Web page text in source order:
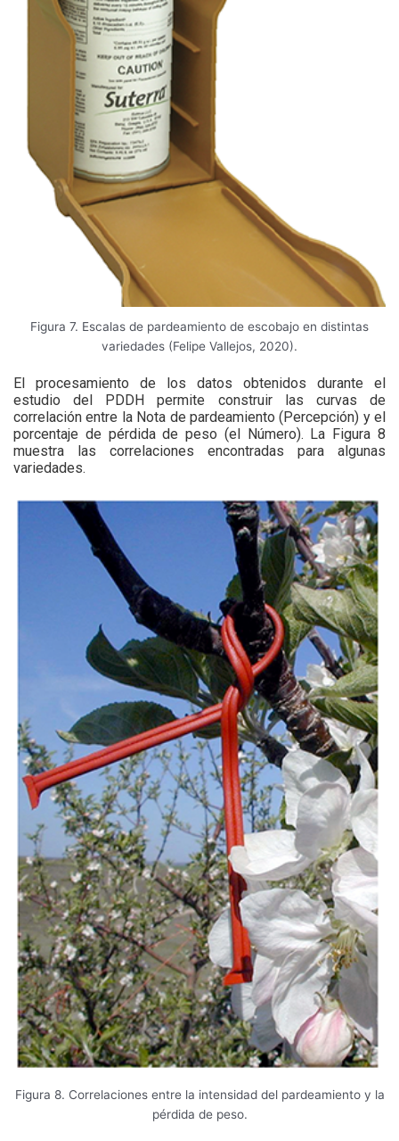
Figura 7. Escalas de pardeamiento de escobajo en distintas
variedades (Felipe Vallejos, 2020).
El procesamiento de los datos obtenidos durante el
estudio del PDDH permite construir las curvas de
correlación entre la Nota de pardeamiento (Percepción) y el
porcentaje de pérdida de peso (el Número). La Figura 8
muestra las correlaciones encontradas para algunas
variedades.
Figura 8. Correlaciones entre la intensidad del pardeamiento y la
pérdida de peso.